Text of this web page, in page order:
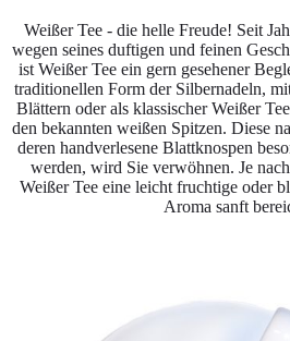
Weißer Tee - die helle Freude! Seit
wegen seines duftigen und feinen
ist Weißer Tee ein gern gesehener
traditionellen Form der Silbernadeln,
Blättern oder als klassischer Weißer
den bekannten weißen Spitzen. Diese
deren handverlesene Blattknospen
werden, wird Sie verwöhnen. Je
Weißer Tee eine leicht fruchtige oder
Aroma sanft